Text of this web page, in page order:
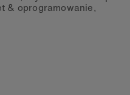
& oprogramowanie,